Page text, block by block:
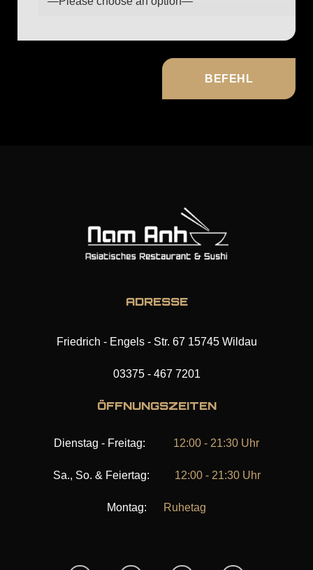
ADRESSE
Friedrich - Engels - Str. 67 15745 Wildau
03375 - 467 7201
ÖFFNUNGSZEITEN
Dienstag - Freitag: 12:00 - 21:30 Uhr
Sa., So. & Feiertag: 12:00 - 21:30 Uhr
Montag: Ruhetag